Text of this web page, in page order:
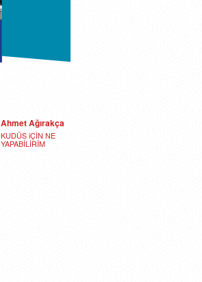
Ahmet Ağırakça
KUDÜS iÇİN NE
YAPABİLİRİM